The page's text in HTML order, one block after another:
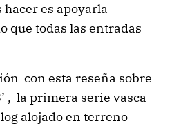
es apoyarla
que todas las entradas
con esta reseña sobre
, la primera serie vasca
alojado en terreno